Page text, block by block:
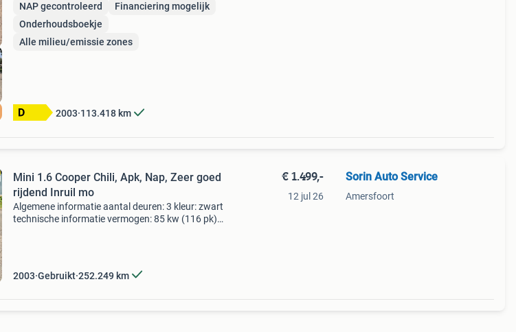
bandenmaat: 155/65 r13 acceleratie (0-100): 17,6
s topsnelh
NAP gecontroleerd
Financiering mogelijk
Onderhoudsboekje
Alle milieu/emissie zones
2003 113.418 km
Mini 1.6 Cooper Chili, Apk, Nap, Zeer goed
rijdend Inruil mo
Algemene informatie aantal deuren: 3 kleur: zwart
technische informatie vermogen: 85 kw (116 pk)
2003 Gebruikt 252.249km
€ 1.499,-
12 jul 26
Sorin Auto Service
Amersfoort